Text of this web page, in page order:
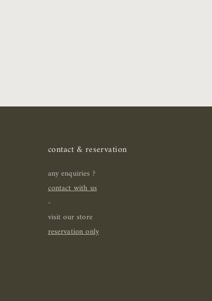
contact & reservation
any enquiries ?
contact with us
-
visit our store
reservation only